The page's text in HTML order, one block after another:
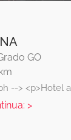
GO
--> <p>Hotel
>